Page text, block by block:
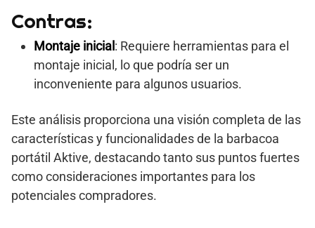
Contras:
Montaje inicial : Requiere herramientas para el
montaje inicial, lo que podría ser un
inconveniente para algunos usuarios.
Este análisis proporciona una visión completa de las
características y funcionalidades de la barbacoa
portátil Aktive, destacando tanto sus puntos fuertes
como consideraciones importantes para los
potenciales compradores.